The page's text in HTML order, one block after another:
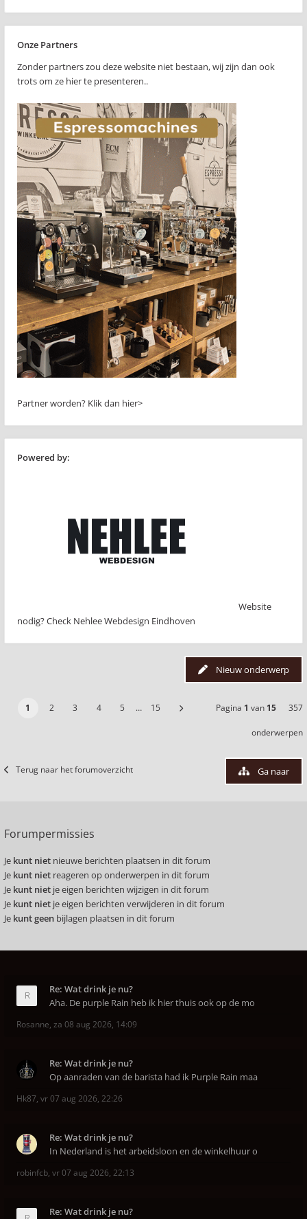
Onze Partners
Zonder partners zou deze website niet bestaan, wij zijn dan ook
trots om ze hier te presenteren..
Partner worden? Klik dan hier>
Powered by:
Website
nodig? Check Nehlee Webdesign Eindhoven
Nieuw onderwerp
1 2 3 4 5 … 15 Pagina 1 van 15 357
onderwerpen
Terug naar het forumoverzicht Ga naar
Forumpermissies
Je kunt niet nieuwe berichten plaatsen in dit forum
Je kunt niet reageren op onderwerpen in dit forum
Je kunt niet je eigen berichten wijzigen in dit forum
Je kunt niet je eigen berichten verwijderen in dit forum
Je kunt geen bijlagen plaatsen in dit forum
Re: Wat drink je nu?
Aha. De purple Rain heb ik hier thuis ook op de mo
Rosanne, za 08 aug 2026, 14:09
Re: Wat drink je nu?
Op aanraden van de barista had ik Purple Rain maa
Hk87, vr 07 aug 2026, 22:26
Re: Wat drink je nu?
In Nederland is het arbeidsloon en de winkelhuur o
robinfcb, vr 07 aug 2026, 22:13
Re: Wat drink je nu?